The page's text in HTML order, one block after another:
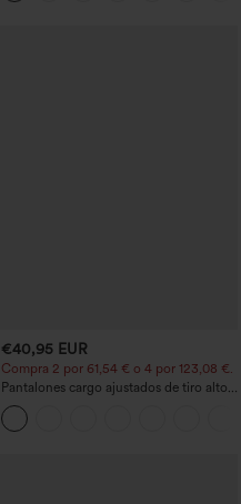
€40,95 EUR
Compra 2 por 61,54 € o 4 por 123,08 €.
Pantalones cargo ajustados de tiro alto
con múltiples bolsillos y cremallera con
botones